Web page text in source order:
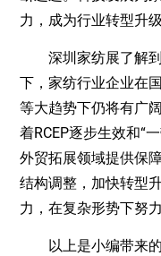
力，成为行业转型升
深圳家纺展了解到
下，家纺行业企业在
等大趋势下仍将有广
着RCEP逐步生效和“
外贸拓展领域提供保
结构调整，加快转型
力，在复杂形势下努
以上是小编带来的